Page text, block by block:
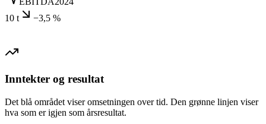
10 t
−3,5 %
Inntekter og resultat
Det blå området viser omsetningen over tid. Den grønne linjen viser
hva som er igjen som årsresultat.